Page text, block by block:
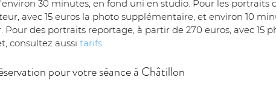
30 minutes, en fond uni en studio. Pour les
avec 15 euros la photo supplémentaire, et environ 10
Pour des portraits reportage, à partir de 270 euros, avec 15
consultez aussi tarifs.
pour votre séance à Châtillon